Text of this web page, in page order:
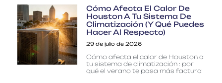
Cómo Afecta El Calor De
Houston A Tu Sistema De
Climatización (y Qué Puedes
Hacer Al Respecto)
29 de julio de 2026
Cómo afecta el calor de Houston a
tu sistema de climatización : por
qué el verano te pasa más factura